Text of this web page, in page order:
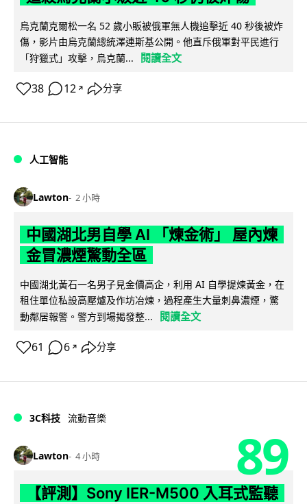
烏克蘭克爾松一名 52 歲小販被俄軍無人機追擊近 40 秒後被炸
傷，影片由烏克蘭總統澤連斯基公開。他直斥俄軍對平民進行
「狩獵式」攻擊，烏克蘭...
閱讀全文
38 12 ↗ 分享
人工智能
Lawton 2 小時
中國湖北男自學 AI 「煉金術」 屋內煉
金冒濃煙驚動全區
中國湖北黃石一名男子見金價高企，利用 AI 自學提煉黃金，在
租住單位私設高壓爐及作坊冶煉，過程產生大量刺鼻濃煙，驚
動鄰居報警。警方到場揭發整...
閱讀全文
61 6 ↗ 分享
3C科技 流動音樂
Lawton 4 小時 89
【評測】Sony IER-M500 入耳式監聽